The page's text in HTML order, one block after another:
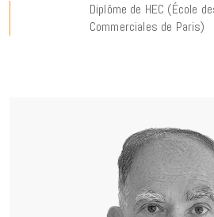
Diplôme de HEC (École
Commerciales de Paris)